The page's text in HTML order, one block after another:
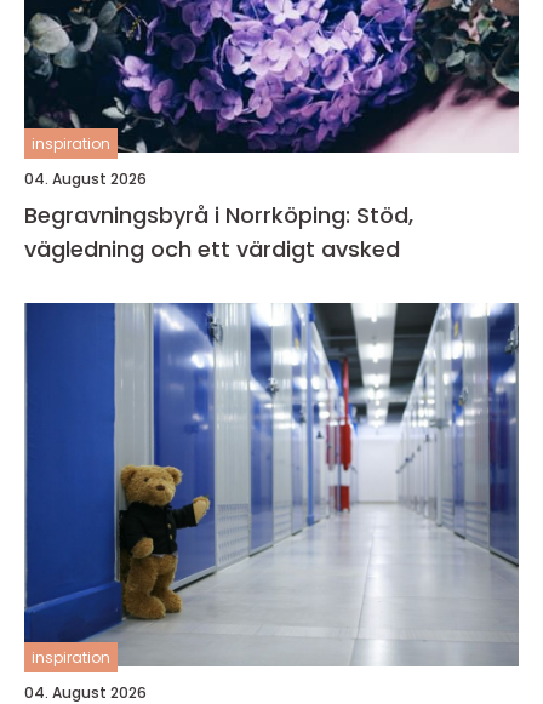
inspiration
04. August 2026
Begravningsbyrå i Norrköping: Stöd,
vägledning och ett värdigt avsked
inspiration
04. August 2026